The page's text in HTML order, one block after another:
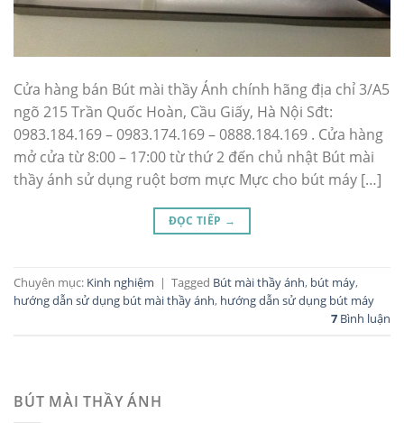
Cửa hàng bán Bút mài thầy Ánh chính hãng địa chỉ 3/A5
ngõ 215 Trần Quốc Hoàn, Cầu Giấy, Hà Nội Sđt:
0983.184.169 – 0983.174.169 – 0888.184.169 . Cửa hàng
mở cửa từ 8:00 – 17:00 từ thứ 2 đến chủ nhật Bút mài
thầy ánh sử dụng ruột bơm mực Mực cho bút máy […]
ĐỌC TIẾP →
Chuyên mục: Kinh nghiệm | Tagged Bút mài thầy ánh, bút máy,
hướng dẫn sử dụng bút mài thầy ánh, hướng dẫn sử dụng bút máy
7 Bình luận
BÚT MÀI THẦY ÁNH